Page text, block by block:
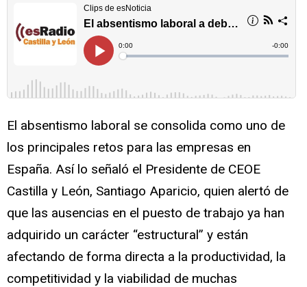
El absentismo laboral se consolida como uno de
los principales retos para las empresas en
España. Así lo señaló el Presidente de CEOE
Castilla y León, Santiago Aparicio, quien alertó de
que las ausencias en el puesto de trabajo ya han
adquirido un carácter “estructural” y están
afectando de forma directa a la productividad, la
competitividad y la viabilidad de muchas